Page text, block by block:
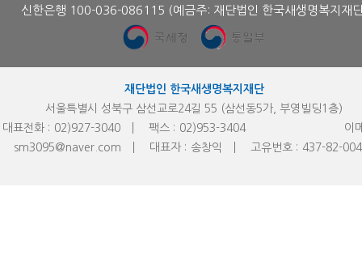
신한은행 100-036-086115 (예금주: 재단법인 한국새생명복지재
재단법인 한국새생명복지재단
서울특별시 성북구 삼선교로24길 55 (삼선동5가, 부영빌딩1층)
대표전화 : 02)927-3040 팩스 : 02)953-3404
이
sm3095@naver.com
대표자 : 송창익 고유번호 : 437-82-